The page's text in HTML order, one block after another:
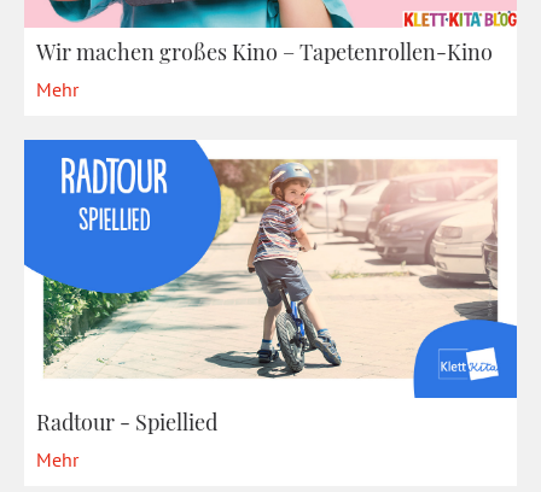
Wir machen großes Kino – Tapetenrollen-Kino
Mehr
Radtour - Spiellied
Mehr